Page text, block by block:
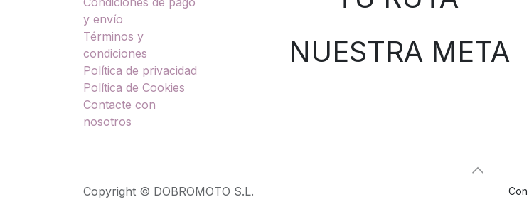
y envío
Términos y
condiciones
Política de privacidad
Política de Cookies
Contacte con
nosotros
NUESTRA META
Copyright © DOBROMOTO S.L.